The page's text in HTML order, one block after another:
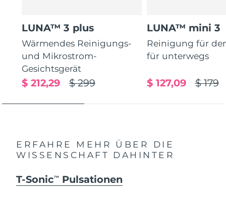
LUNA™ 3 plus
Wärmendes Reinigungs-
und Mikrostrom-
Gesichtsgerät
$ 299
$ 212,29
LUNA™ mini 3
Reinigung für
für unterwegs
$ 179
$ 127,09
ERFAHRE MEHR ÜBER DIE
WISSENSCHAFT DAHINTER
T-SonicTM Pulsationen